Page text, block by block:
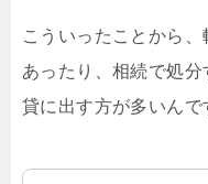
こういったことから
あったり、相続で処
貸に出す方が多いんで